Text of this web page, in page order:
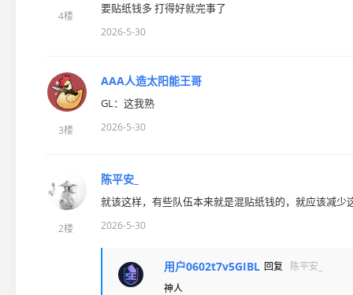
4楼
要贴纸钱多 打得好就完事了
2026-5-30
3楼
AAA人造太阳能王哥
GL：这我熟
2026-5-30
2楼
陈平安_
就该这样，有些队伍本来就是混贴纸钱的，就应该减
2026-5-30
用户0602t7v5GIBL 回复
陈平安_
神人